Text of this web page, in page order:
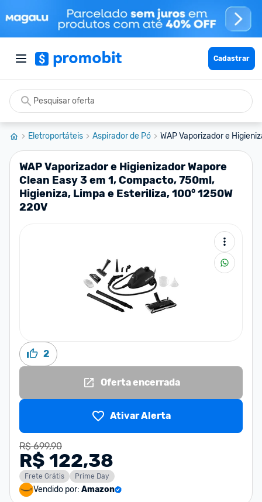
Cadastrar
Eletroportáteis Aspirador de Pó WAP Vaporizador e
WAP Vaporizador e Higienizador Wapore
Clean Easy 3 em 1, Compacto, 750ml,
Higieniza, Limpa e Esteriliza, 100° 1250W
220V
2
Oferta encerrada
Ativar Alerta
R$ 699,90
R$ 122,38
Frete Grátis Prime Day
Vendido por: Amazon